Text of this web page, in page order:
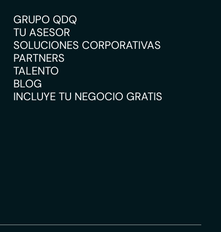
GRUPO QDQ
TU ASESOR
SOLUCIONES CORPORATIVAS
PARTNERS
TALENTO
BLOG
INCLUYE TU NEGOCIO GRATIS